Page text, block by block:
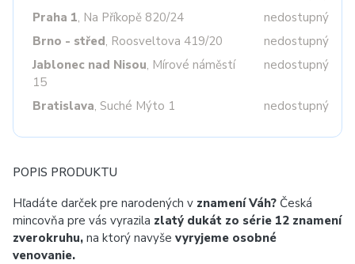
Praha 1, Na Příkopě 820/24
nedostupný
Brno - střed, Roosveltova 419/20
nedostupný
Jablonec nad Nisou, Mírové náměstí
15
nedostupný
Bratislava, Suché Mýto 1 nedostupný
POPIS PRODUKTU
Hľadáte darček pre narodených v znamení Váh? Česká
mincovňa pre vás vyrazila zlatý dukát zo série 12 znamení
zverokruhu, na ktorý navyše vyryjeme osobné
venovanie.